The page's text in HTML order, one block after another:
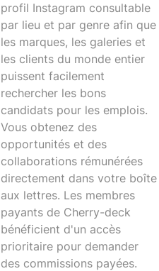
profil Instagram consultable
par lieu et par genre afin que
les marques, les galeries et
les clients du monde entier
puissent facilement
rechercher les bons
candidats pour les emplois.
Vous obtenez des
opportunités et des
collaborations rémunérées
directement dans votre boîte
aux lettres. Les membres
payants de Cherry-deck
bénéficient d'un accès
prioritaire pour demander
des commissions payées.